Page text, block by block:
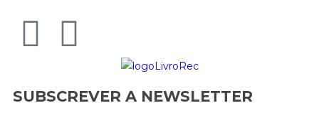
SUBSCREVER A NEWSLETTER